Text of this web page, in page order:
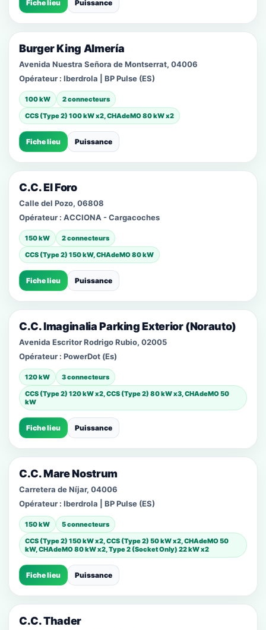
Fiche lieu Puissance
Burger King Almería
Avenida Nuestra Señora de Montserrat, 04006
Opérateur : Iberdrola | BP Pulse (ES)
100 kW
2 connecteurs
CCS (Type 2) 100 kW x2, CHAdeMO 80 kW x2
Fiche lieu Puissance
C.C. El Foro
Calle del Pozo, 06808
Opérateur : ACCIONA - Cargacoches
150 kW
2 connecteurs
CCS (Type 2) 150 kW, CHAdeMO 80 kW
Fiche lieu Puissance
C.C. Imaginalia Parking Exterior (Norauto)
Avenida Escritor Rodrigo Rubio, 02005
Opérateur : PowerDot (Es)
120 kW
3 connecteurs
CCS (Type 2) 120 kW x2, CCS (Type 2) 80 kW x3, CHAdeMO 50
kW
Fiche lieu Puissance
C.C. Mare Nostrum
Carretera de Níjar, 04006
Opérateur : Iberdrola | BP Pulse (ES)
150 kW
5 connecteurs
CCS (Type 2) 150 kW x2, CCS (Type 2) 50 kW x2, CHAdeMO 50
kW, CHAdeMO 80 kW x2, Type 2 (Socket Only) 22 kW x2
Fiche lieu Puissance
C.C. Thader